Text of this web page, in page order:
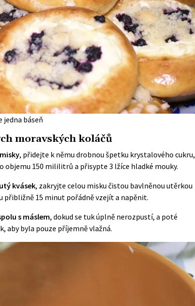
jedna báseň
moravských koláčů
, přidejte k němu drobnou špetku krystalového cukru,
150 mililitrů a přisypte 3 lžíce hladké mouky.
kvásek, zakryjte celou misku čistou bavlněnou utěrkou
přibližně 15 minut pořádně vzejít a napěnit.
s máslem, dokud se tuk úplně nerozpustí, a poté
aby byla pouze příjemně vlažná.